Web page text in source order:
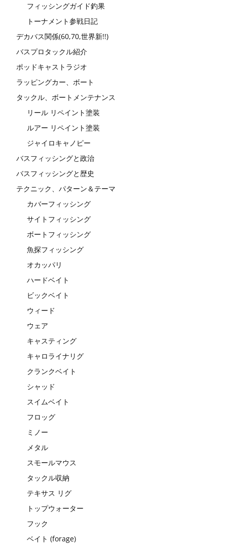
フィッシングガイド釣果
トーナメント参戦日記
デカバス関係(60,70,世界新!!)
バスプロタックル紹介
ポッドキャストラジオ
ラッピングカー、ボート
タックル、ボートメンテナンス
リール リペイント塗装
ルアー リペイント塗装
ジャイロキャノピー
バスフィッシングと政治
バスフィッシングと歴史
テクニック、パターン＆テーマ
カバーフィッシング
サイトフィッシング
ボートフィッシング
魚探フィッシング
オカッパリ
ハードベイト
ビックベイト
ウィード
ウェア
キャスティング
キャロライナリグ
クランクベイト
シャッド
スイムベイト
フロッグ
ミノー
メタル
スモールマウス
タックル収納
テキサス リグ
トップウォーター
フック
ベイト (forage)